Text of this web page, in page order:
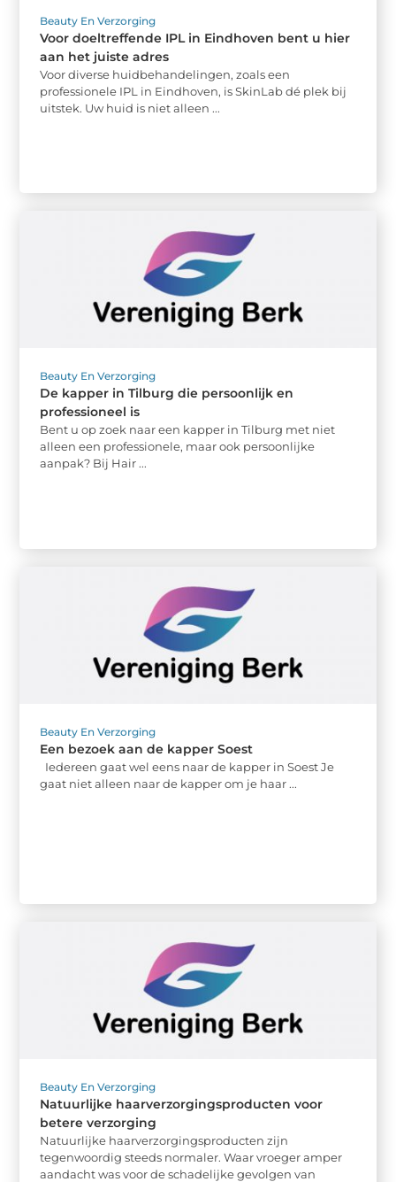
Beauty En Verzorging
Voor doeltreffende IPL in Eindhoven bent u hier
aan het juiste adres
Voor diverse huidbehandelingen, zoals een
professionele IPL in Eindhoven, is SkinLab dé plek bij
uitstek. Uw huid is niet alleen ...
Beauty En Verzorging
De kapper in Tilburg die persoonlijk en
professioneel is
Bent u op zoek naar een kapper in Tilburg met niet
alleen een professionele, maar ook persoonlijke
aanpak? Bij Hair ...
Beauty En Verzorging
Een bezoek aan de kapper Soest
Iedereen gaat wel eens naar de kapper in Soest Je
gaat niet alleen naar de kapper om je haar ...
Beauty En Verzorging
Natuurlijke haarverzorgingsproducten voor
betere verzorging
Natuurlijke haarverzorgingsproducten zijn
tegenwoordig steeds normaler. Waar vroeger amper
aandacht was voor de schadelijke gevolgen van